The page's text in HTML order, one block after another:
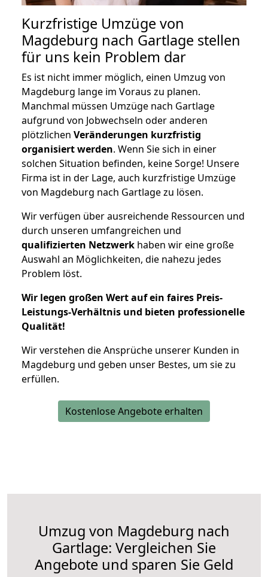
Kurzfristige Umzüge von
Magdeburg nach Gartlage stellen
für uns kein Problem dar
Es ist nicht immer möglich, einen Umzug von
Magdeburg lange im Voraus zu planen.
Manchmal müssen Umzüge nach Gartlage
aufgrund von Jobwechseln oder anderen
plötzlichen Veränderungen kurzfristig
organisiert werden. Wenn Sie sich in einer
solchen Situation befinden, keine Sorge! Unsere
Firma ist in der Lage, auch kurzfristige Umzüge
von Magdeburg nach Gartlage zu lösen.
Wir verfügen über ausreichende Ressourcen und
durch unseren umfangreichen und
qualifizierten Netzwerk haben wir eine große
Auswahl an Möglichkeiten, die nahezu jedes
Problem löst.
Wir legen großen Wert auf ein faires Preis-
Leistungs-Verhältnis und bieten professionelle
Qualität!
Wir verstehen die Ansprüche unserer Kunden in
Magdeburg und geben unser Bestes, um sie zu
erfüllen.
Kostenlose Angebote erhalten
Umzug von Magdeburg nach
Gartlage: Vergleichen Sie
Angebote und sparen Sie Geld